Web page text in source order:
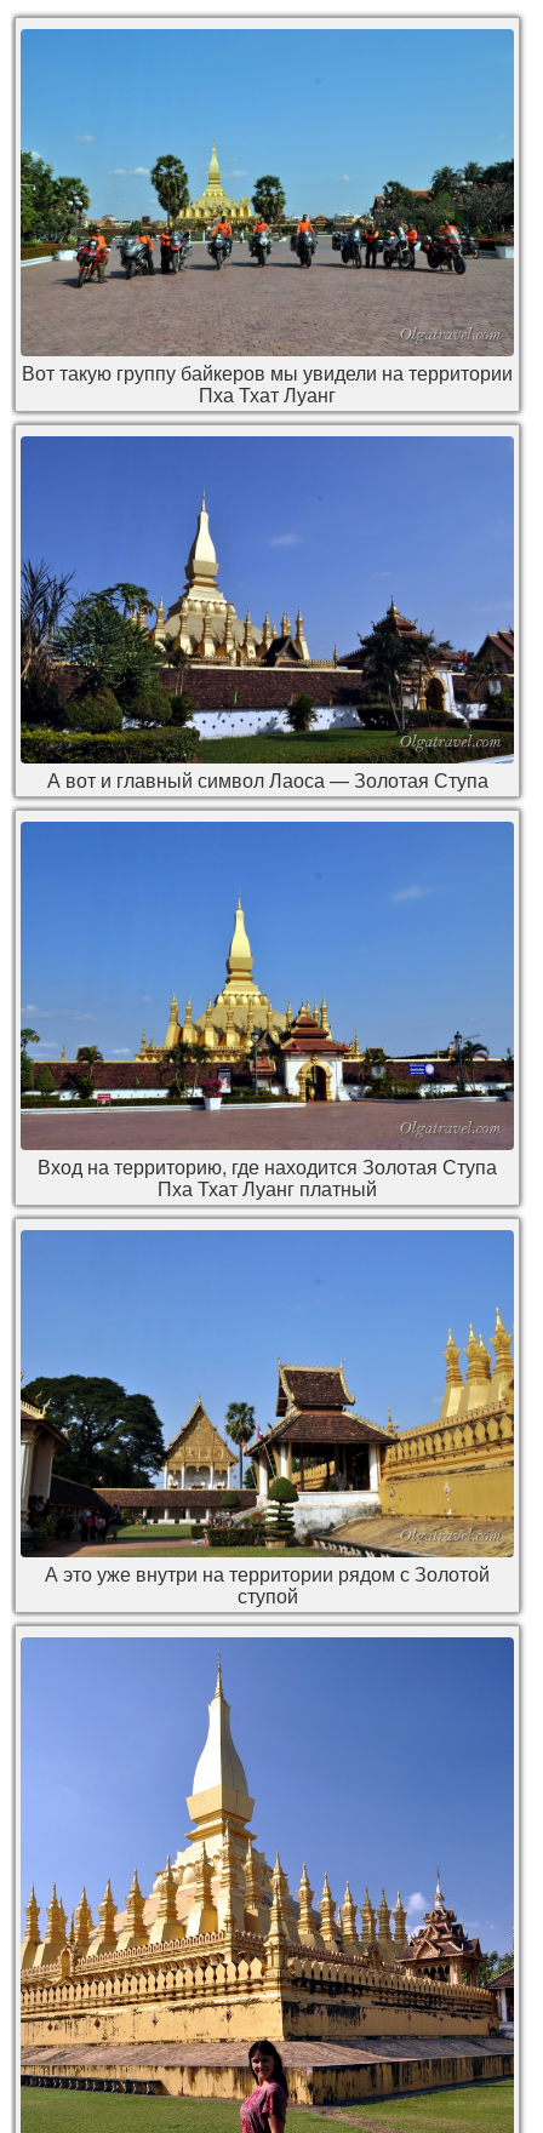
Вот такую группу байкеров мы увидели на территории
Пха Тхат Луанг
А вот и главный символ Лаоса — Золотая Ступа
Вход на территорию, где находится Золотая Ступа
Пха Тхат Луанг платный
А это уже внутри на территории рядом с Золотой
ступой